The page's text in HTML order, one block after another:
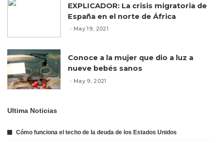
EXPLICADOR: La crisis migratoria de
España en el norte de África
May 19, 2021
Conoce a la mujer que dio a luz a
nueve bebés sanos
May 9, 2021
Ultima Noticias
Cómo funciona el techo de la deuda de los Estados Unidos